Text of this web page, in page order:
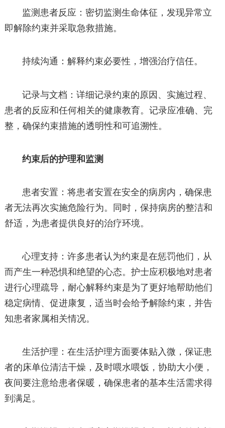
监测患者反应：密切监测生命体征，发现异常立
即解除约束并采取急救措施。
持续沟通：解释约束必要性，增强治疗信任。
记录与文档：详细记录约束的原因、实施过程、
患者的反应和任何相关的健康教育。记录应准确、完
整，确保约束措施的透明性和可追溯性。
约束后的护理和监测
患者安置：将患者安置在安全的病房内，确保患
者无法再次实施危险行为。同时，保持病房的整洁和
舒适，为患者提供良好的治疗环境。
心理支持：许多患者认为约束是在惩罚他们，从
而产生一种恐惧和绝望的心态。护士应积极地对患者
进行心理疏导，耐心解释约束是为了更好地帮助他们
稳定病情、促进康复，适当时会给予解除约束，并告
知患者家属相关情况。
生活护理：在生活护理方面要体贴入微，保证患
者的床单位清洁干燥，及时喂水喂饭，协助大小便，
夜间要注意给患者保暖，确保患者的基本生活需求得
到满足。